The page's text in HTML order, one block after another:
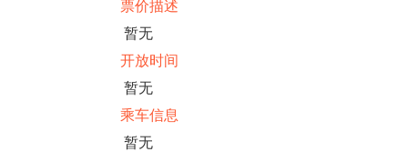
票价描述
暂无
开放时间
暂无
乘车信息
暂无